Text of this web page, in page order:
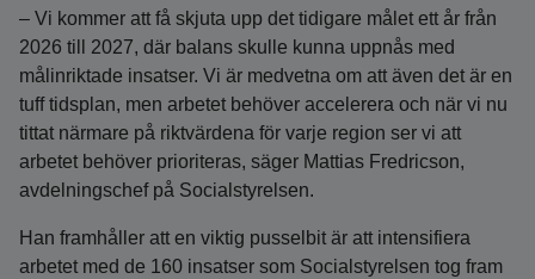
– Vi kommer att få skjuta upp det tidigare målet ett år från
2026 till 2027, där balans skulle kunna uppnås med
målinriktade insatser. Vi är medvetna om att även det är en
tuff tidsplan, men arbetet behöver accelerera och när vi nu
tittat närmare på riktvärdena för varje region ser vi att
arbetet behöver prioriteras, säger Mattias Fredricson,
avdelningschef på Socialstyrelsen.
Han framhåller att en viktig pusselbit är att intensifiera
arbetet med de 160 insatser som Socialstyrelsen tog fram